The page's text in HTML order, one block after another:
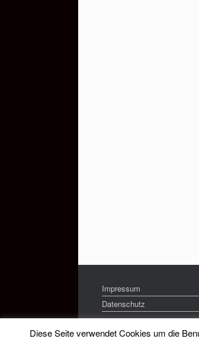
Impressum
Datenschutz
Diese Seite verwendet Cookies um die